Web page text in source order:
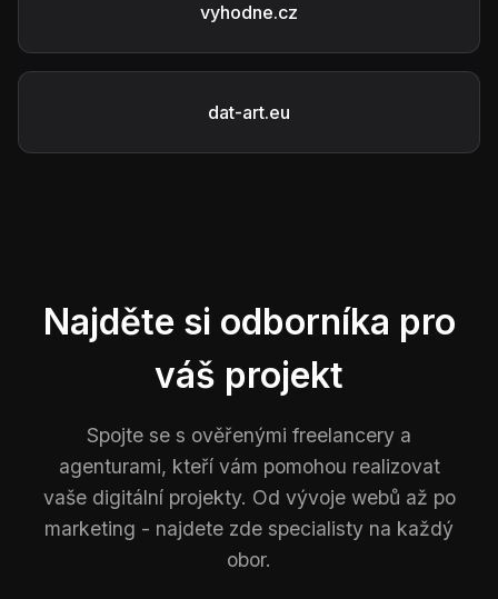
vyhodne.cz
dat-art.eu
Najděte si odborníka pro
váš projekt
Spojte se s ověřenými freelancery a
agenturami, kteří vám pomohou realizovat
vaše digitální projekty. Od vývoje webů až po
marketing - najdete zde specialisty na každý
obor.